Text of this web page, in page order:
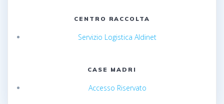
CENTRO RACCOLTA
Servizio Logistica Aldinet
CASE MADRI
Accesso Riservato